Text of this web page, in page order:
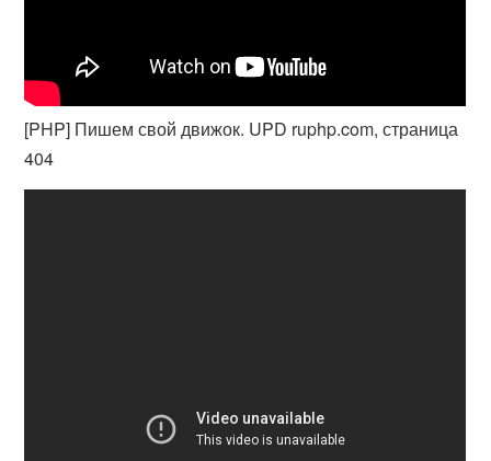
[PHP] Пишем свой движок. UPD ruphp.com, страница
404